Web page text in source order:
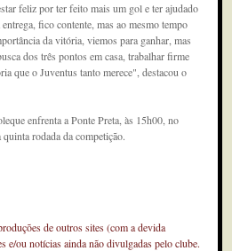
feliz por ter feito mais um gol e ter ajudado
fico contente, mas ao mesmo tempo
da vitória, viemos para ganhar, mas
dos três pontos em casa, trabalhar firme
que o Juventus tanto merece", destacou o
enfrenta a Ponte Preta, às 15h00, no
rodada da competição.
de outros sites (com a devida
e/ou notícias ainda não divulgadas pelo clube.